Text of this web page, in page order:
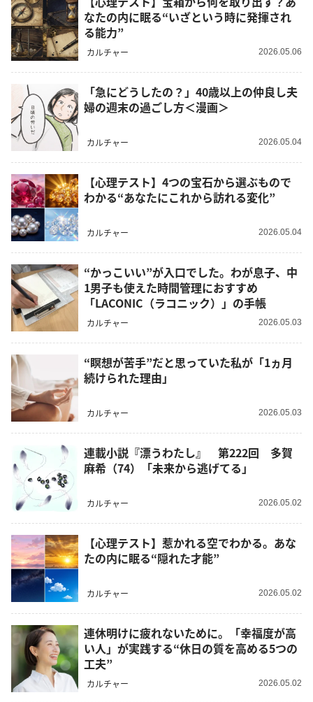
なたの内に眠る“いざという時に発揮され
る能力”
カルチャー 2026.05.06
「急にどうしたの？」40歳以上の仲良し夫
婦の週末の過ごし方＜漫画＞
カルチャー 2026.05.04
【心理テスト】4つの宝石から選ぶもので
わかる“あなたにこれから訪れる変化”
カルチャー 2026.05.04
“かっこいい”が入口でした。わが息子、中
1男子も使えた時間管理におすすめ
「LACONIC（ラコニック）」の手帳
カルチャー 2026.05.03
“瞑想が苦手”だと思っていた私が「1ヵ月
続けられた理由」
カルチャー 2026.05.03
連載小説『漂うわたし』 第222回 多賀
麻希（74）「未来から逃げてる」
カルチャー 2026.05.02
【心理テスト】惹かれる空でわかる。あな
たの内に眠る“隠れた才能”
カルチャー 2026.05.02
連休明けに疲れないために。「幸福度が高
い人」が実践する“休日の質を高める5つの
工夫”
カルチャー 2026.05.02